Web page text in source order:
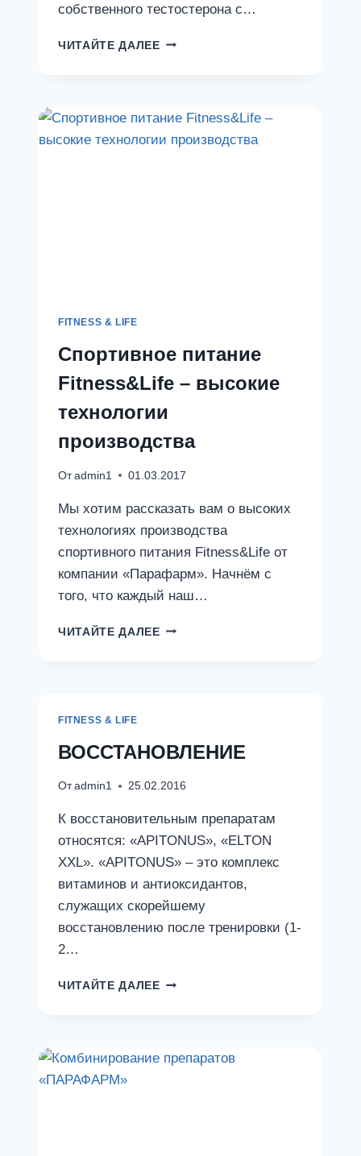
собственного тестостерона с…
ЧИТАЙТЕ ДАЛЕЕНОВОЕ
FITNESS & LIFE
Спортивное питание
Fitness&Life – высокие
технологии
производства
От admin1 01.03.2017
Мы хотим рассказать вам о высоких
технологиях производства
спортивного питания Fitness&Life от
компании «Парафарм». Начнём с
того, что каждый наш…
ЧИТАЙТЕ ДАЛЕЕСПОРТИВНОЕ
FITNESS & LIFE
ВОССТАНОВЛЕНИЕ
От admin1 25.02.2016
К восстановительным препаратам
относятся: «APITONUS», «ELTON
XXL». «APITONUS» – это комплекс
витаминов и антиоксидантов,
служащих скорейшему
восстановлению после тренировки (1-
2…
ЧИТАЙТЕ ДАЛЕЕВОССТАНОВЛЕНИЕ